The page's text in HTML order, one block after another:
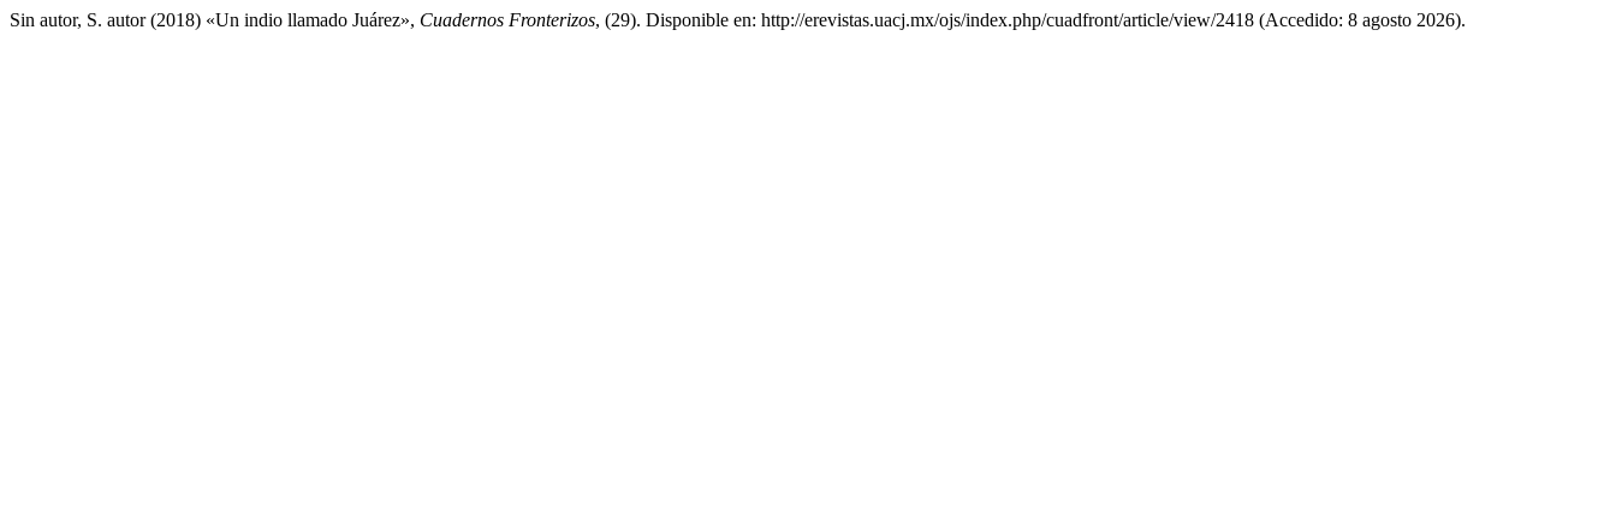
Sin autor, S. autor (2018) «Un indio llamado Juárez», Cuadernos Fronterizos, (29). Disponible en: http://erevistas.uacj.mx/ojs/index.php/cuadfront/article/view/2418 (Accedido: 8 agosto 2026).